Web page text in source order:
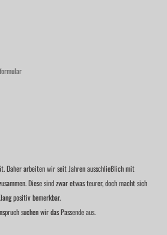
Daher arbeiten wir seit Jahren ausschließlich mit
Diese sind zwar etwas teurer, doch macht sich
positiv bemerkbar.
suchen wir das Passende aus.